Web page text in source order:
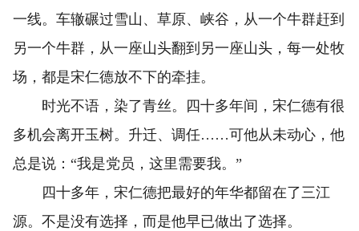
一线。车辙碾过雪山、草原、峡谷，从一个牛群赶到
另一个牛群，从一座山头翻到另一座山头，每一处牧
场，都是宋仁德放不下的牵挂。
时光不语，染了青丝。四十多年间，宋仁德有很
多机会离开玉树。升迁、调任……可他从未动心，他
总是说：“我是党员，这里需要我。”
四十多年，宋仁德把最好的年华都留在了三江
源。不是没有选择，而是他早已做出了选择。